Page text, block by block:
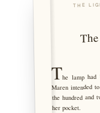
THE
The lamp
Maren intended
the hundred and
her pocket.